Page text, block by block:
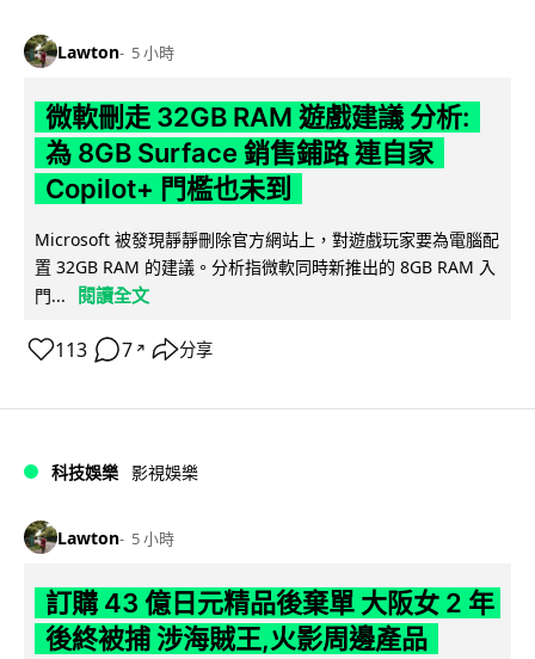
Lawton 5 小時
微軟刪走 32GB RAM 遊戲建議 分析:
為 8GB Surface 銷售鋪路 連自家
Copilot+ 門檻也未到
Microsoft 被發現靜靜刪除官方網站上，對遊戲玩家要為電腦配
置 32GB RAM 的建議。分析指微軟同時新推出的 8GB RAM 入
門...
閱讀全文
113 7 ↗ 分享
科技娛樂 影視娛樂
Lawton 5 小時
訂購 43 億日元精品後棄單 大阪女 2 年
後終被捕 涉海賊王,火影周邊產品